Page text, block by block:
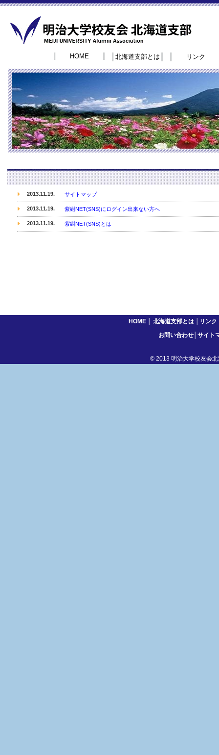
HOME 北海道支部とは リンク
2013.11.19. サイトマップ
2013.11.19. 紫紺NET(SNS)にログイン出来ない方へ
2013.11.19. 紫紺NET(SNS)とは
HOME 北海道支部とは リンク
お問い合わせ サイト
© 2013 明治大学校友会北